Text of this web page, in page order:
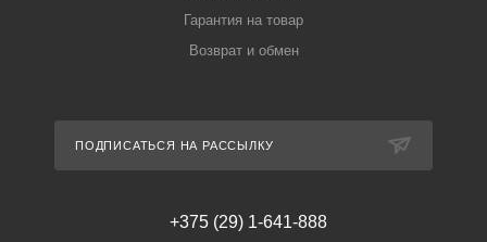
Гарантия на товар
Возврат и обмен
ПОДПИСАТЬСЯ НА РАССЫЛКУ
+375 (29) 1-641-888